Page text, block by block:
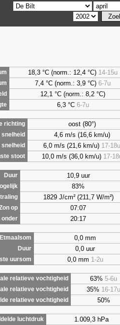
18,3 °C (norm.: 12,4 °C) 14-15u
7,4 °C (norm.: 3,9 °C) 6-7u
12,1 °C (norm.: 8,2 °C)
6,3°C 6-7u
richting oost (80°)
snelheid 4,6 m/s (16,6 km/u)
6,0 m/s (21,6 km/u) 17-18u
stoot 10,0 m/s (36,0 km/u) 17-
Duur 10,9 uur
83%
1829 J/cm² (211,7 W/m²)
op 07:07
onder 20:17
Etmaalsom 0,0 mm
Duur 0,0 uur
uursom 0,0 mm 1-2u
relatieve vochtigheid 63% 5-6u
relatieve vochtigheid 35% 16-17u
relatieve vochtigheid 50%
luchtdruk 1.009,3 hPa